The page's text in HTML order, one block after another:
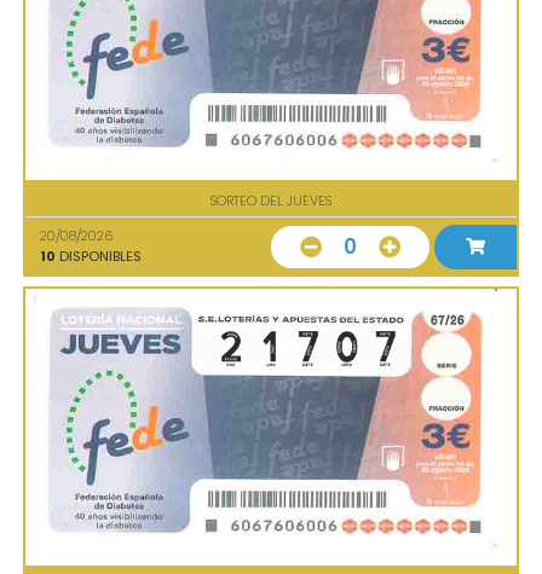
SORTEO DEL JUEVES
20/08/2026
10 DISPONIBLES 0